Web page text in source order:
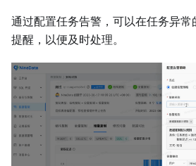
通过配置任务告警，可以在任务异
提醒，以便及时处理。